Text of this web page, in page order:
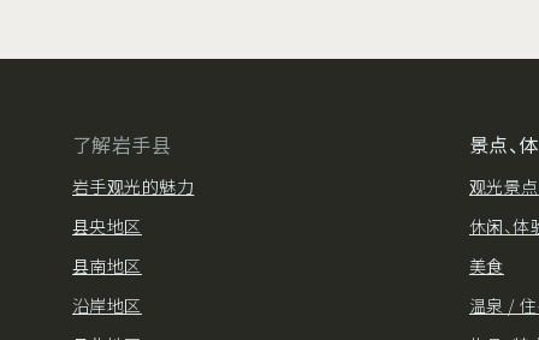
了解岩手县
岩手观光的魅力
县央地区
县南地区
沿岸地区
景点、
观光景点
休闲、体
美食
温泉 /